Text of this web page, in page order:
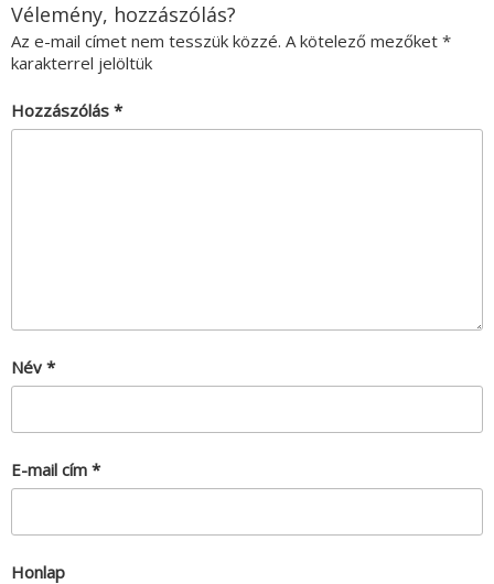
Vélemény, hozzászólás?
Az e-mail címet nem tesszük közzé. A kötelező mezőket *
karakterrel jelöltük
Hozzászólás *
Név *
E-mail cím *
Honlap